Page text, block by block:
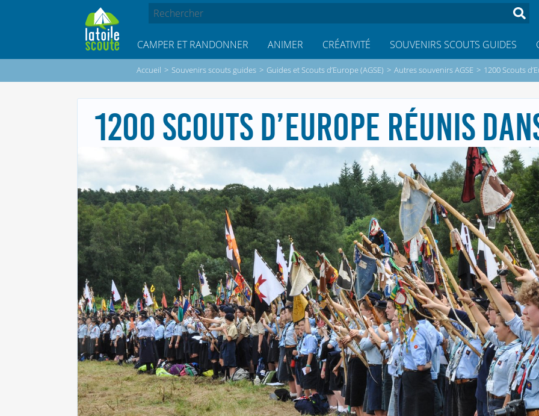
CAMPER ET RANDONNER ANIMER CRÉATIVITÉ SOUVENIRS SCOUTS GUIDES
Accueil > Souvenirs scouts guides > Guides et Scouts d’Europe (AGSE) > Autres souvenirs AGSE > 1200 Scouts
1200 SCOUTS D’EUROPE RÉUNIS